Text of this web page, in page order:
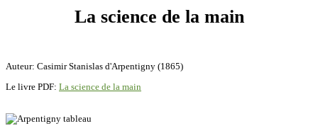
La science de la main
Auteur: Casimir Stanislas d'Arpentigny (1865)
Le livre PDF: La science de la main